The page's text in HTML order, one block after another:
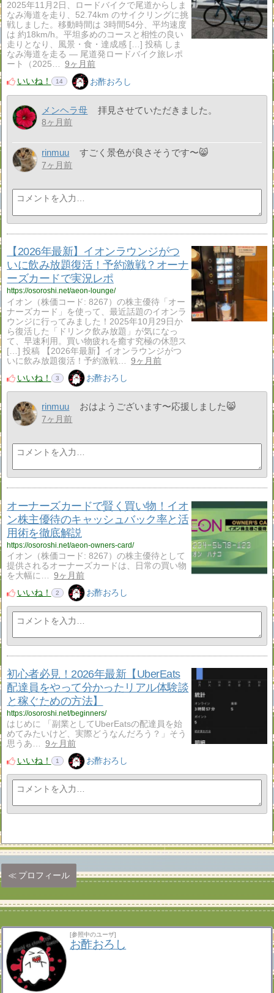
2025年11月2日、ロードバイクで尾道からしま
なみ海道を走り、52.74km のサイクリングに挑
戦しました。移動時間は 3時間54分、平均速度
は 約18km/h。平坦多めのコースと相性の良い
走りとなり、風景・食・達成感 […] 投稿 しま
なみ海道を走る — 尾道発ロードバイク旅レポ
ート（2025…
9ヶ月前
いいね！
14 お酢おろし
メンヘラ母 拝見させていただきました。
8ヶ月前
rinmuu すごく景色が良さそうです〜😸
7ヶ月前
【2026年最新】イオンラウンジがつ
いに飲み放題復活！予約激戦？オーナ
ーズカードで実況レポ
https://osoroshi.net/aeon-lounge/
イオン（株価コード: 8267）の株主優待「オー
ナーズカード」を使って、最近話題のイオンラ
ウンジに行ってみました！2025年10月29日か
ら復活した「ドリンク飲み放題」が気になっ
て、早速利用。買い物疲れを癒す究極の休憩ス
[…] 投稿 【2026年最新】イオンラウンジがつ
いに飲み放題復活！予約激戦…
9ヶ月前
いいね！
3 お酢おろし
rinmuu おはようございます〜応援しました😸
7ヶ月前
オーナーズカードで賢く買い物！イオ
ン株主優待のキャッシュバック率と活
用術を徹底解説
https://osoroshi.net/aeon-owners-card/
イオン（株価コード: 8267）の株主優待として
提供されるオーナーズカードは、日常の買い物
を大幅に…
9ヶ月前
いいね！
2 お酢おろし
初心者必見！2026年最新【UberEats
配達員をやって分かったリアル体験談
と稼ぐための方法】
https://osoroshi.net/beginners/
はじめに 「副業としてUberEatsの配達員を始
めてみたいけど、実際どうなんだろう？」そう
思うあ…
9ヶ月前
いいね！
1 お酢おろし
プロフィール
[参照中のユーザ]
お酢おろし